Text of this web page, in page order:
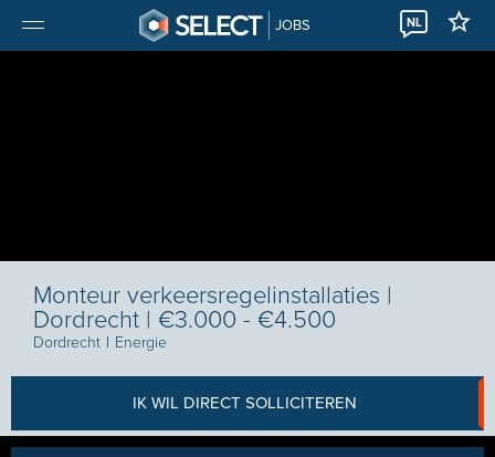
JOBS NL
Monteur verkeersregelinstallaties |
Dordrecht | €3.000 - €4.500
Dordrecht I Energie
IK WIL DIRECT SOLLICITEREN